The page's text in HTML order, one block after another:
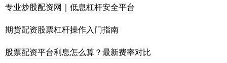
专业炒股配资网｜低息杠杆安全平台
期货配资股票杠杆操作入门指南
股票配资平台利息怎么算？最新费率对比